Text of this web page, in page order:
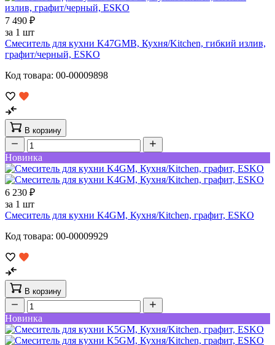
7 490 ₽
за 1 шт
Смеситель для кухни K47GMB, Кухня/Kitchen, гибкий излив,
графит/черный, ESKO
Код товара: 00-00009898
В корзину
Новинка
6 230 ₽
за 1 шт
Смеситель для кухни K4GM, Кухня/Kitchen, графит, ESKO
Код товара: 00-00009929
В корзину
Новинка